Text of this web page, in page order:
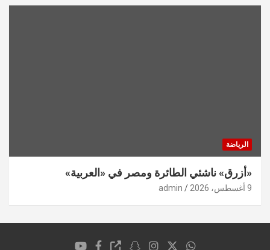
الرياضة
«أزرق» ناشئي الطائرة ومصر في «العربية»
9 أغسطس، 2026 admin